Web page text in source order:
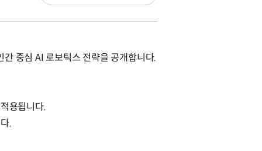
창
열림)
중심 AI 로보틱스 전략을 공개합니다.
용됩니다.
.